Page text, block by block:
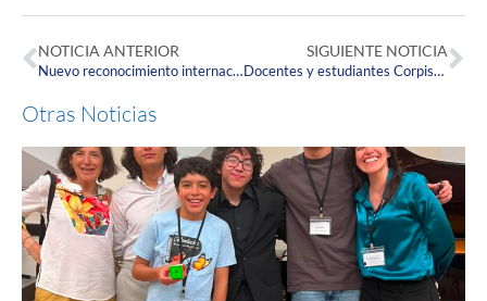
NOTICIA ANTERIOR
Nuevo reconocimiento internacional para el Observatorio Interuniversitario de Salud Pública (OISP) de la Corpas.
SIGUIENTE NOTICIA
Docentes y estudiantes Corpistas: ejemplo de vocación al servicio social.
Otras Noticias